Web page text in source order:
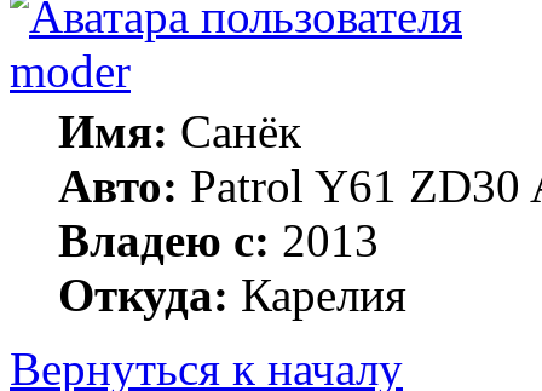
moder
Имя: Санёк
Авто: Patrol Y61 ZD30
Владею с: 2013
Откуда: Карелия
Вернуться к началу